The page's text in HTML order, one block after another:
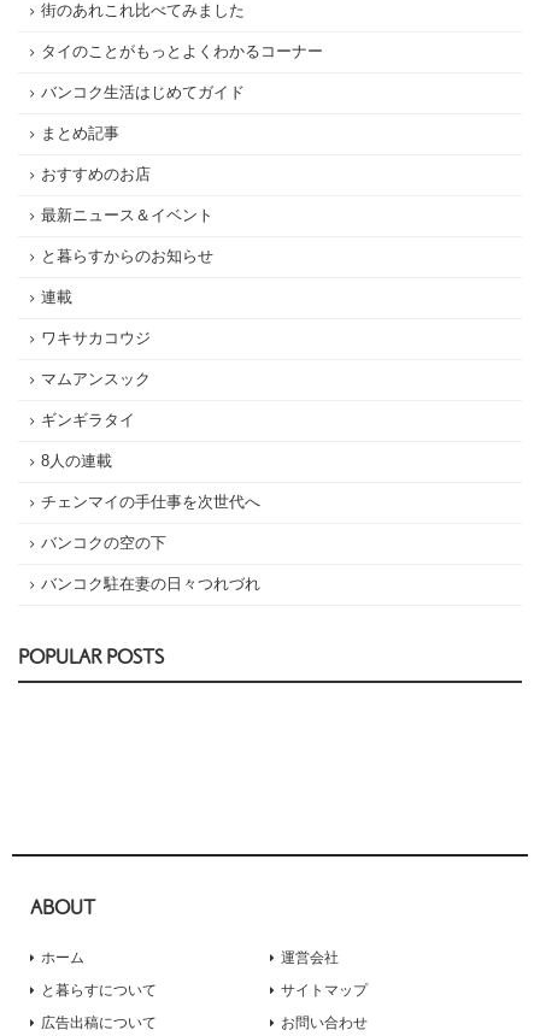
街のあれこれ比べてみました
タイのことがもっとよくわかるコーナー
バンコク生活はじめてガイド
まとめ記事
おすすめのお店
最新ニュース＆イベント
と暮らすからのお知らせ
連載
ワキサカコウジ
マムアンスック
ギンギラタイ
8人の連載
チェンマイの手仕事を次世代へ
バンコクの空の下
バンコク駐在妻の日々つれづれ
POPULAR POSTS
ABOUT
ホーム
と暮らすについて
広告出稿について
運営会社
サイトマップ
お問い合わせ